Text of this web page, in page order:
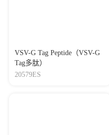
VSV-G Tag Peptide（VSV-G
Tag多肽）
20579ES